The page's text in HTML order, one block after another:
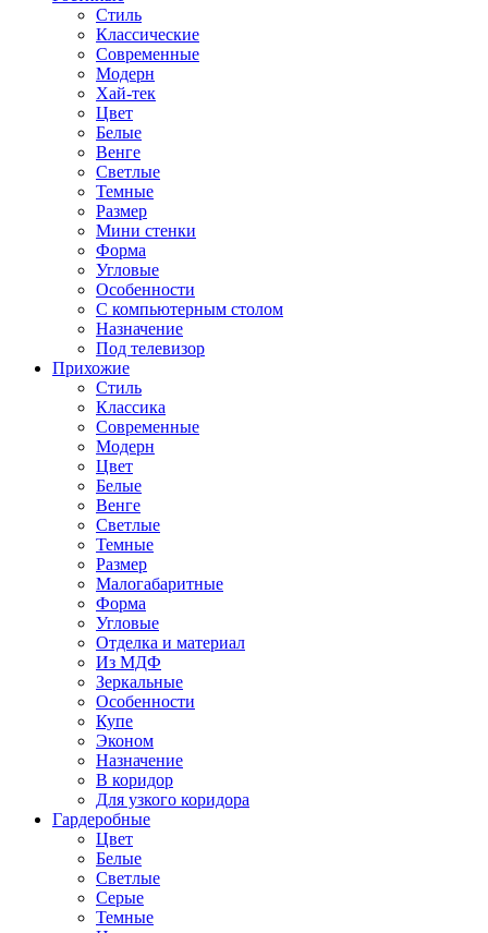
Стиль
Классические
Современные
Модерн
Хай-тек
Цвет
Белые
Венге
Светлые
Темные
Размер
Мини стенки
Форма
Угловые
Особенности
С компьютерным столом
Назначение
Под телевизор
Прихожие
Стиль
Классика
Современные
Модерн
Цвет
Белые
Венге
Светлые
Темные
Размер
Малогабаритные
Форма
Угловые
Отделка и материал
Из МДФ
Зеркальные
Особенности
Купе
Эконом
Назначение
В коридор
Для узкого коридора
Гардеробные
Цвет
Белые
Светлые
Серые
Темные